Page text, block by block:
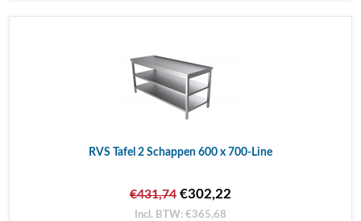
RVS Tafel 2 Schappen 600 x 700-Line
€431,74 €302,22
Incl. BTW: €365,68